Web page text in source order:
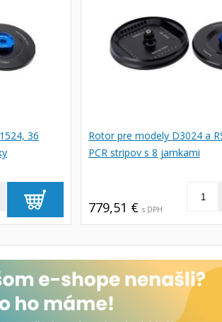
36
Rotor pre modely D3024 a
PCR stripov s 8 jamkami
779,51 € s DPH